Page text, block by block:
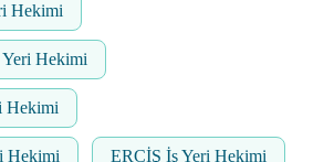
Hekimi
Hekimi
Hekimi
Hekimi ERCİŞ İş Yeri Hekimi